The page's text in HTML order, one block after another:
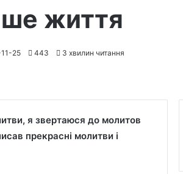
життя
25 443 3 хвилин читання
я звертаюся до молитов
прекрасні молитви і